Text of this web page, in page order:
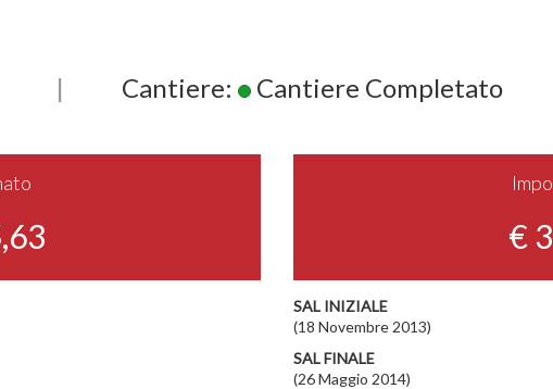
| Cantiere: Cantiere Completato
€
SAL INIZIALE
(18 Novembre 2013)
SAL FINALE
(26 Maggio 2014)